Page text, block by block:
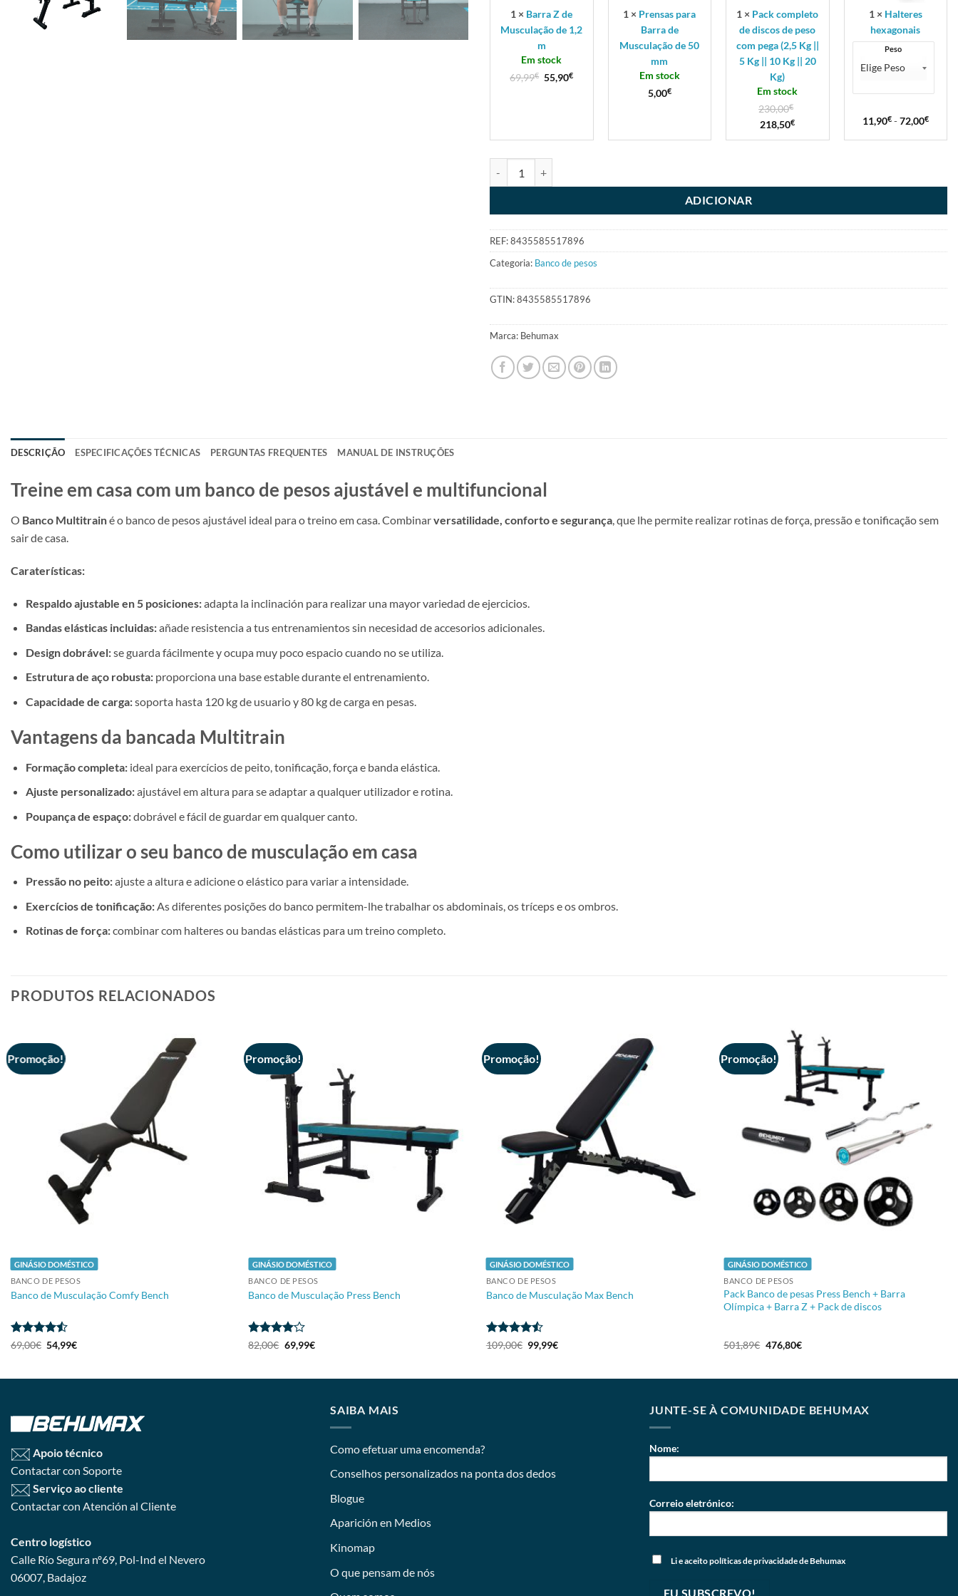
1 × Barra Z de
Musculação de 1,2
m
Em stock
69,99€ 55,90€
1 × Prensas para
Barra de
Musculação de 50
mm
Em stock
5,00€
(2,5
5
Kg
20
1 × Pack completo
de discos de peso
com pega (2,5 Kg ||
5 Kg || 10 Kg || 20
Kg)
Em stock
230,00€
218,50€
1 × Halteres
hexagonais
Peso
11,90€ -72,00€
ADICIONAR
REF:8435585517896
Categoria: Banco de pesos
GTIN:8435585517896
Marca: Behumax
DESCRIÇÃO ESPECIFICAÇÕES TÉCNICAS PERGUNTAS FREQUENTES MANUAL DE INSTRUÇÕES
Treine em casa com um banco de pesos ajustável e multifuncional
O Banco Multitrainé o banco de pesos ajustável ideal para o treino em casa. Combinarversatilidade, conforto e segurança, que lhe permite realizar rotinas de força, pressão e tonificação sem
sair de casa.
Caraterísticas:
Respaldo ajustable en 5 posiciones:adapta la inclinación para realizar una mayor variedad de ejercicios.
Bandas elásticas incluidas:añade resistencia a tus entrenamientos sin necesidad de accesorios adicionales.
Design dobrável:se guarda fácilmente y ocupa muy poco espacio cuando no se utiliza.
Estrutura de aço robusta:proporciona una base estable durante el entrenamiento.
Capacidade de carga:soporta hasta 120 kg de usuario y 80 kg de carga en pesas.
Vantagens da bancada Multitrain
Formação completa:ideal para exercícios de peito, tonificação, força e banda elástica.
Ajuste personalizado:ajustável em altura para se adaptar a qualquer utilizador e rotina.
Poupança de espaço:dobrável e fácil de guardar em qualquer canto.
Como utilizar o seu banco de musculação em casa
Pressão no peito:ajuste a altura e adicione o elástico para variar a intensidade.
Exercícios de tonificação:As diferentes posições do banco permitem-lhe trabalhar os abdominais, os tríceps e os ombros.
Rotinas de força:combinar com halteres ou bandas elásticas para um treino completo.
PRODUTOS RELACIONADOS
Promoção!
GINÁSIO DOMÉSTICO
BANCO DE PESOS
Banco de Musculação Comfy Bench
Avaliação
69,00€ 54,99€
Promoção!
GINÁSIO DOMÉSTICO
BANCO DE PESOS
Banco de Musculação Press Bench
Avaliação
82,00€ 69,99€
Promoção!
GINÁSIO DOMÉSTICO
BANCO DE PESOS
Banco de Musculação Max Bench
Avaliação
109,00€ 99,99€
Promoção!
GINÁSIO DOMÉSTICO
BANCO DE PESOS
Pack Banco de pesas Press Bench + Barra
Olímpica + Barra Z + Pack de discos
501,89€ 476,80€
Apoio técnico
Contactar con Soporte
Serviço ao cliente
Contactar con Atención al Cliente
Centro logístico
Calle Río Segura nº69, Pol-Ind el Nevero
06007, Badajoz
SAIBA MAIS
Como efetuar uma encomenda?
Conselhos personalizados na ponta dos dedos
Blogue
Aparición en Medios
Kinomap
O que pensam de nós
JUNTE-SE À COMUNIDADE BEHUMAX
Nome:
Correio eletrónico:
Li e aceitopolíticas de privacidadede Behumax